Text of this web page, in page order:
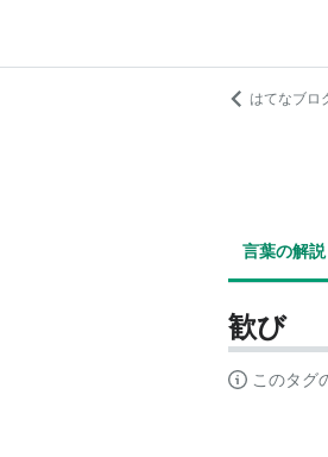
はてなブロ
言葉の解説
歓び
このタグ